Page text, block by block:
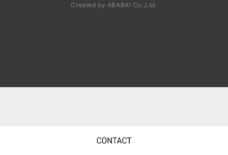
Created by ABABAI Co.,Ltd.